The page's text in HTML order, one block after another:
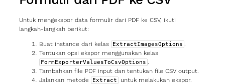
Untuk mengekspor data formulir dari PDF ke CSV, ikuti
langkah‑langkah berikut:
Buat instance dari kelas ExtractImagesOptions
Tentukan opsi ekspor menggunakan kelas
FormExporterValuesToCsvOptions
Tambahkan file PDF input dan tentukan file CSV output.
Jalankan metode
Extract untuk melakukan ekspor.